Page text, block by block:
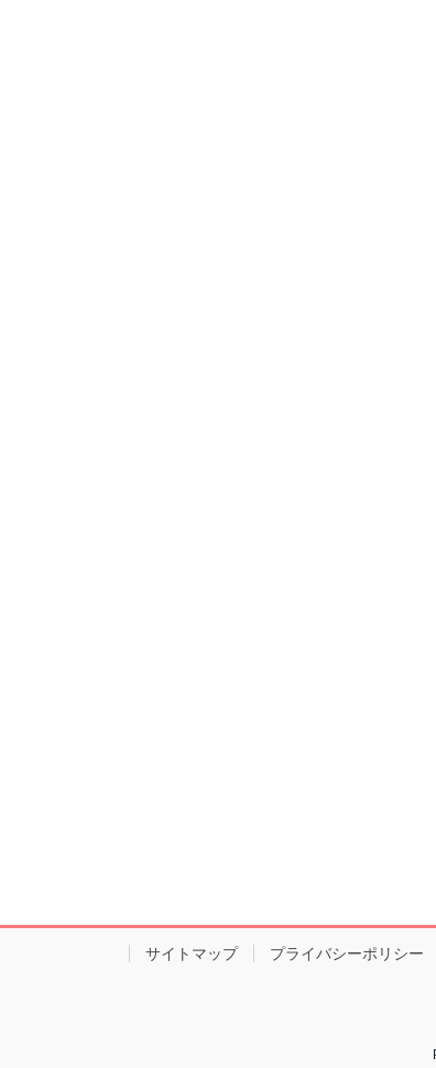
サイトマップ プライバシーポリシー